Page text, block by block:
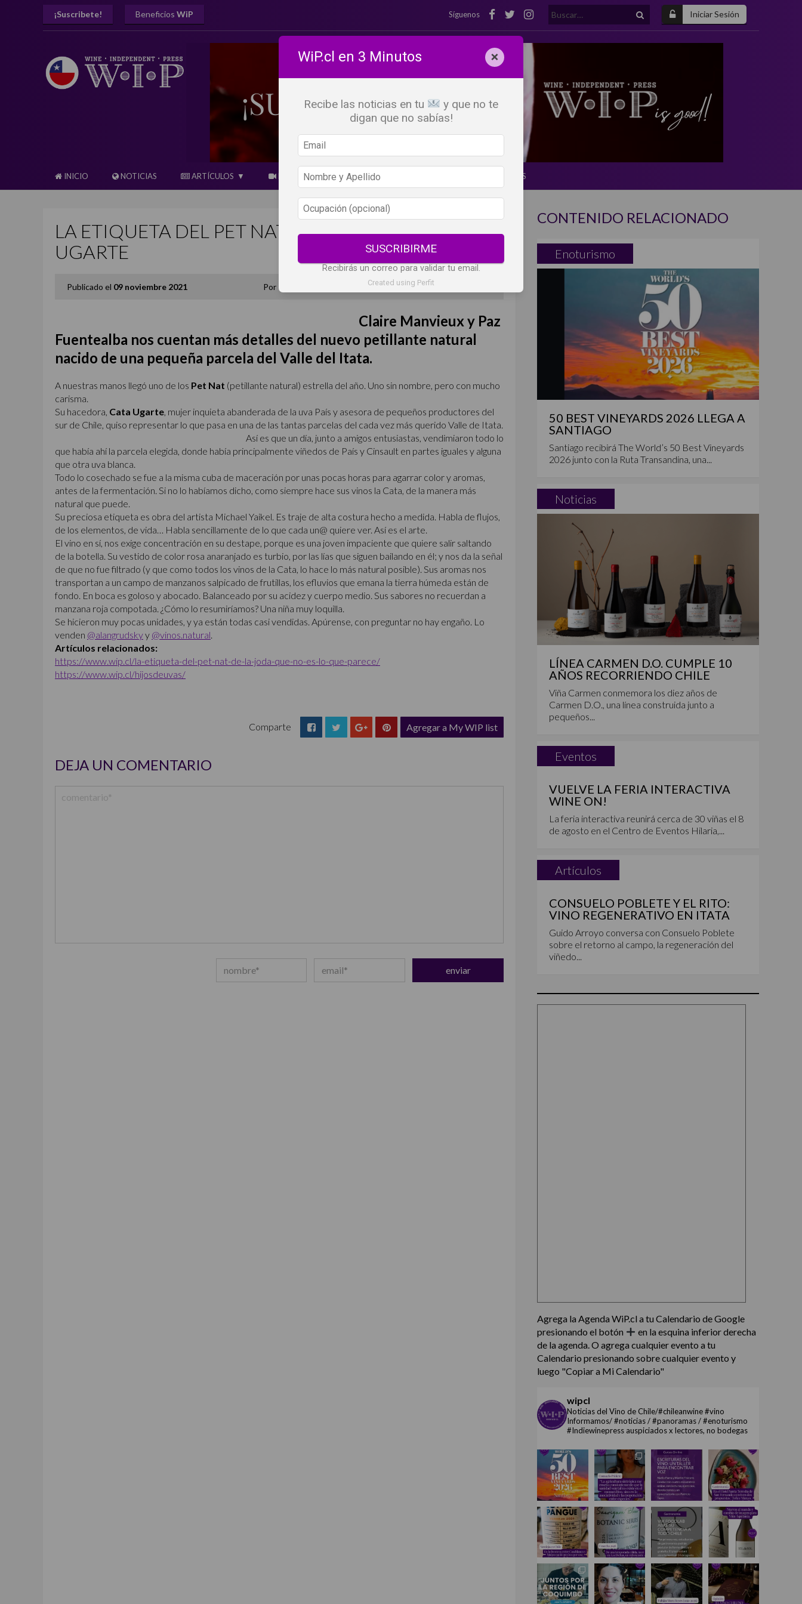
Iniciar Sesión
¡Suscribete! Beneficios WiP Buscar:
Síguenos
INICIO NOTICIAS ARTÍCULOS BEBER X LOS OJOS GLOSARIO DEL VINO PANORAMAS
LA ETIQUETA DEL PET NAT PAÍS-CINSAULT DE CATA
UGARTE
Publicado el 09 noviembre 2021 Por Claire Manvieux y Paz Fuentealba @laetiquetadelvino
Claire Manvieux y Paz
Fuentealba nos cuentan más detalles del nuevo petillante natural
nacido de una pequeña parcela del Valle del Itata.
A nuestras manos llegó uno de los Pet Nat (petillante natural) estrella del año. Uno sin nombre, pero con mucho
carisma.
Su hacedora, Cata Ugarte, mujer inquieta abanderada de la uva País y asesora de pequeños productores del
sur de Chile, quiso representar lo que pasa en una de las tantas parcelas del cada vez más querido Valle de Itata.
Así es que un día, junto a amigos entusiastas, vendimiaron todo lo
que había ahí la parcela elegida, donde había principalmente viñedos de País y Cinsault en partes iguales y alguna
que otra uva blanca.
Todo lo cosechado se fue a la misma cuba de maceración por unas pocas horas para agarrar color y aromas,
antes de la fermentación. Si no lo habíamos dicho, como siempre hace sus vinos la Cata, de la manera más
natural que puede.
Su preciosa etiqueta es obra del artista Michael Yaikel. Es traje de alta costura hecho a medida. Habla de flujos,
de los elementos, de vida… Habla sencillamente de lo que cada un@ quiere ver. Así es el arte.
El vino en sí, nos exige concentración en su destape, porque es una joven impaciente que quiere salir saltando
de la botella. Su vestido de color rosa anaranjado es turbio, por las lías que siguen bailando en él; y nos da la señal
de que no fue filtrado (y que como todos los vinos de la Cata, lo hace lo más natural posible). Sus aromas nos
transportan a un campo de manzanos salpicado de frutillas, los efluvios que emana la tierra húmeda están de
fondo. En boca es goloso y abocado. Balanceado por su acidez y cuerpo medio. Sus sabores no recuerdan a
manzana roja compotada. ¿Cómo lo resumiríamos? Una niña muy loquilla.
Se hicieron muy pocas unidades, y ya están todas casi vendidas. Apúrense, con preguntar no hay engaño. Lo
venden @alangrudskyy @vinos.natural.
Artículos relacionados:
https://www.wip.cl/la-etiqueta-del-pet-nat-de-la-joda-que-no-es-lo-que-parece/
https://www.wip.cl/hijosdeuvas/
Comparte Agregar a My WIP list
DEJA UN COMENTARIO
CONTENIDO RELACIONADO
Enoturismo
50 BEST VINEYARDS 2026 LLEGA A
SANTIAGO
Santiago recibirá The World’s 50 Best Vineyards
2026 junto con la Ruta Transandina, una...
Noticias
LÍNEA CARMEN D.O. CUMPLE 10
AÑOS RECORRIENDO CHILE
Viña Carmen conmemora los diez años de
Carmen D.O., una línea construida junto a
pequeños...
Eventos
VUELVE LA FERIA INTERACTIVA
WINE ON!
La feria interactiva reunirá cerca de 30 viñas el 8
de agosto en el Centro de Eventos Hilaria,...
Artículos
CONSUELO POBLETE Y EL RITO:
VINO REGENERATIVO EN ITATA
Guido Arroyo conversa con Consuelo Poblete
sobre el retorno al campo, la regeneración del
viñedo...
Agrega la Agenda WiP.cl a tu Calendario de Google
presionando el botón
en la esquina inferior derecha
de la agenda. O agrega cualquier evento a tu
Calendario presionando sobre cualquier evento y
luego "Copiar a Mi Calendario"
wipcl
Noticias del Vino de Chile/#chileanwine #vino
Informamos/ #noticias / #panoramas / #enoturismo
#Indiewinepress auspiciados x lectores, no bodegas
WiP.cl en 3 Minutos ×
Recibe las noticias en tu
y que no te
digan que no sabías!
SUSCRIBIRME
Recibirás un correo para validar tu email.
Created using Perfit